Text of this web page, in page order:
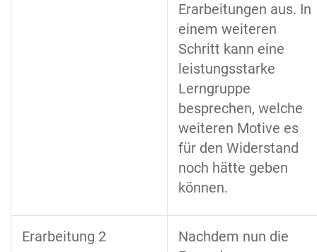
Erarbeitungen aus. In
einem weiteren
Schritt kann eine
leistungsstarke
Lerngruppe
besprechen, welche
weiteren Motive es
für den Widerstand
noch hätte geben
können.
Erarbeitung 2
Nachdem nun die